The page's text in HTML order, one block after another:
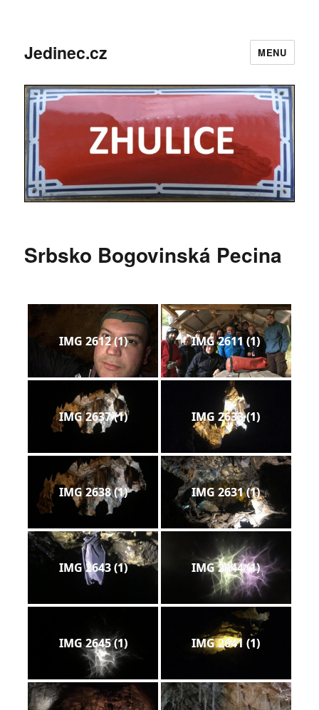
Jedinec.cz MENU
Srbsko Bogovinská Pecina
IMG 2612 (1) IMG 2611 (1)
IMG 2637 (1) IMG 2633 (1)
IMG 2638 (1) IMG 2631 (1)
IMG 2643 (1) IMG 2644 (1)
IMG 2645 (1) IMG 2641 (1)